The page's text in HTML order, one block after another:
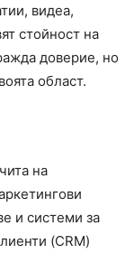
видеа,
стойност на
доверие, но
област.
на
и системи за
(CRM)